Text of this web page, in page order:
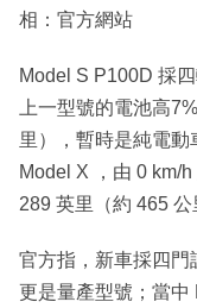
相：官方網站
Model S P100D 採
上一型號的電池高
里），暫時是純電
Model X ，由 0 km/
289 英里（約 465 公
官方指，新車採四門
更是量產型號；當中